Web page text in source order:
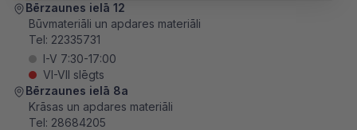
Bērzaunes ielā 12
Būvmateriāli un apdares materiāli
Tel: 22335731
I-V 7:30-17:00
VI-VII slēgts
Bērzaunes ielā 8a
Krāsas un apdares materiāli
Tel: 28684205